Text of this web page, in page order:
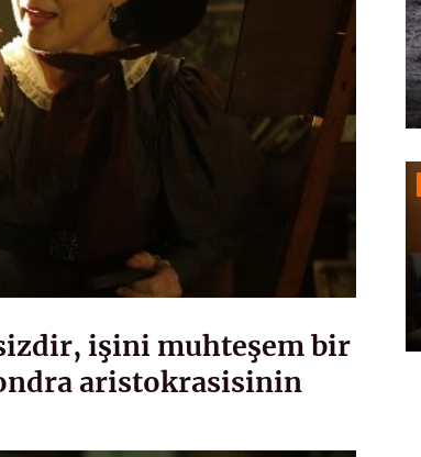
işini muhteşem bir
aristokrasisinin